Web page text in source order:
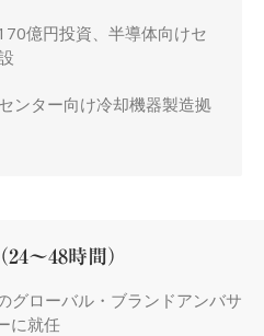
億円投資、半導体向けセ
ンター向け冷却機器製造拠
～48時間）
グローバル・ブランドアンバサ
に就任